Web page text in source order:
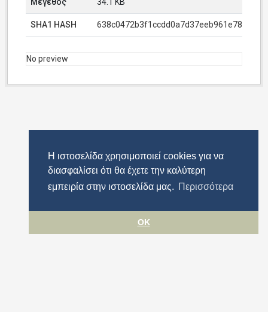
Η ιστοσελίδα χρησιμοποιεί cookies για να
διασφαλίσει ότι θα έχετε την καλύτερη
εμπειρία στην ιστοσελίδα μας. Περισσότερα
OK
SHA1 HASH
No preview